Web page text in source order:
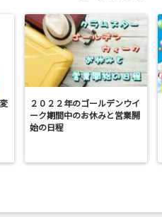
２０２２年のゴールデンウイ
ーク期間中のお休みと営業開
始の日程